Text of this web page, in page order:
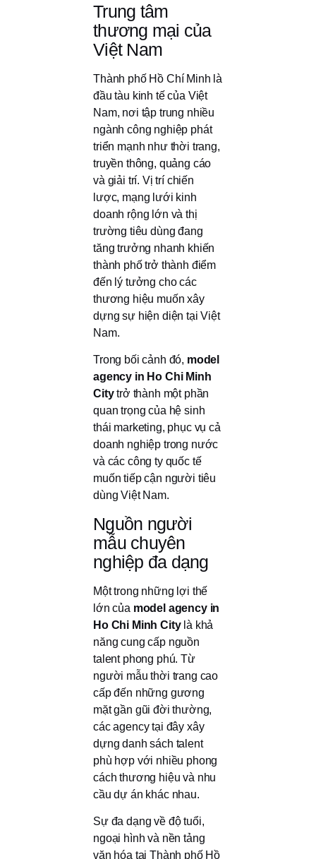
Trung tâm
thương mại của
Việt Nam
Thành phố Hồ Chí Minh là
đầu tàu kinh tế của Việt
Nam, nơi tập trung nhiều
ngành công nghiệp phát
triển mạnh như thời trang,
truyền thông, quảng cáo
và giải trí. Vị trí chiến
lược, mạng lưới kinh
doanh rộng lớn và thị
trường tiêu dùng đang
tăng trưởng nhanh khiến
thành phố trở thành điểm
đến lý tưởng cho các
thương hiệu muốn xây
dựng sự hiện diện tại Việt
Nam.
Trong bối cảnh đó, model
agency in Ho Chi Minh
Citytrở thành một phần
quan trọng của hệ sinh
thái marketing, phục vụ cả
doanh nghiệp trong nước
và các công ty quốc tế
muốn tiếp cận người tiêu
dùng Việt Nam.
Nguồn người
mẫu chuyên
nghiệp đa dạng
Một trong những lợi thế
lớn của model agency in
Ho Chi Minh Citylà khả
năng cung cấp nguồn
talent phong phú. Từ
người mẫu thời trang cao
cấp đến những gương
mặt gần gũi đời thường,
các agency tại đây xây
dựng danh sách talent
phù hợp với nhiều phong
cách thương hiệu và nhu
cầu dự án khác nhau.
Sự đa dạng về độ tuổi,
ngoại hình và nền tảng
văn hóa tại Thành phố Hồ